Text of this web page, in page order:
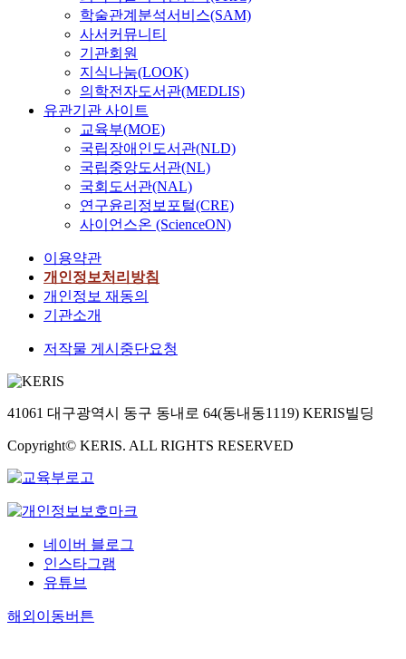
학술관계분석서비스(SAM)
사서커뮤니티
기관회원
지식나눔(LOOK)
의학전자도서관(MEDLIS)
유관기관 사이트
교육부(MOE)
국립장애인도서관(NLD)
국립중앙도서관(NL)
국회도서관(NAL)
연구윤리정보포털(CRE)
사이언스온 (ScienceON)
이용약관
개인정보처리방침
개인정보 재동의
기관소개
저작물 게시중단요청
41061 대구광역시 동구 동내로 64(동내동1119) KERIS빌딩
Copyright© KERIS. ALL RIGHTS RESERVED
네이버 블로그
인스타그램
유튜브
해외이동버튼